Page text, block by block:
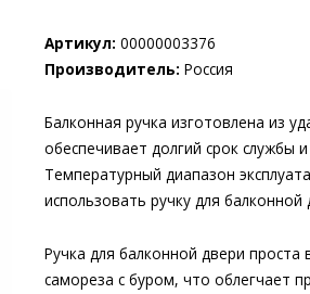
Артикул: 00000003376
Производитель: Россия
Балконная ручка изготовлена из
обеспечивает долгий срок службы
Температурный диапазон
использовать ручку для
Ручка для балконной двери проста
самореза с буром, что облегчает